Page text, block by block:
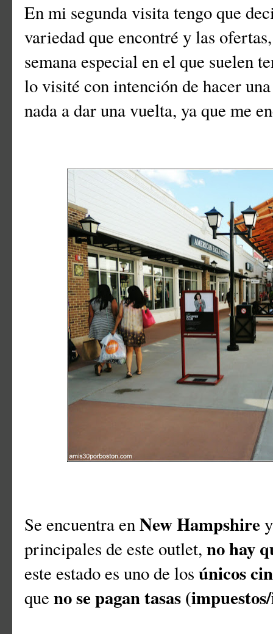
En mi segunda visita tengo que
variedad que encontré y las
semana especial en el que suelen
lo visité con intención de hacer
nada a dar una vuelta, ya que me
Se encuentra enNew Hampshire
principales de este outlet, no hay
este estado es uno de los únicos
que no se pagan tasas